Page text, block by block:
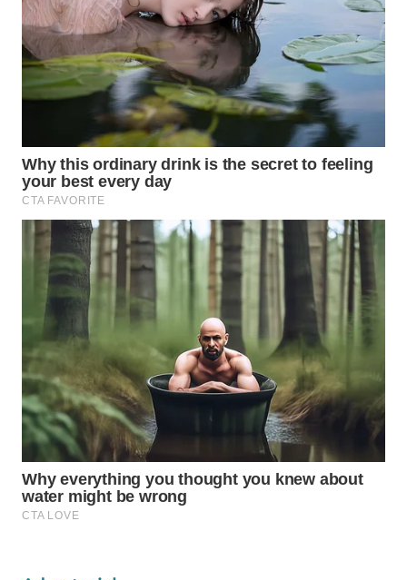
MASYARAKAT
KELISTRIKAN
WALINKI
MAWAKA
ID
MARTABAT
NET
PLN
LPKKI
LKKI
KOPEKLIN